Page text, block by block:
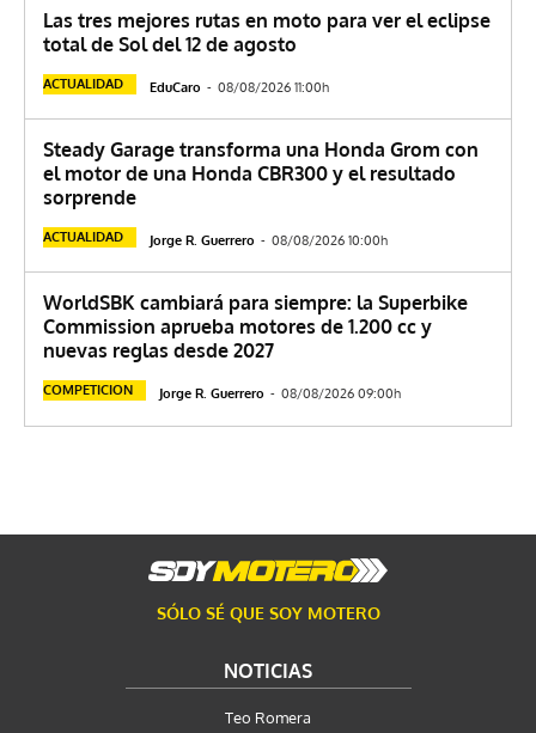
Las tres mejores rutas en moto para ver el eclipse
total de Sol del 12 de agosto
ACTUALIDAD EduCaro - 08/08/2026 11:00h
Steady Garage transforma una Honda Grom con
el motor de una Honda CBR300 y el resultado
sorprende
ACTUALIDAD Jorge R. Guerrero - 08/08/2026 10:00h
WorldSBK cambiará para siempre: la Superbike
Commission aprueba motores de 1.200 cc y
nuevas reglas desde 2027
COMPETICION Jorge R. Guerrero - 08/08/2026 09:00h
SÓLO SÉ QUE SOY MOTERO
NOTICIAS
Teo Romera